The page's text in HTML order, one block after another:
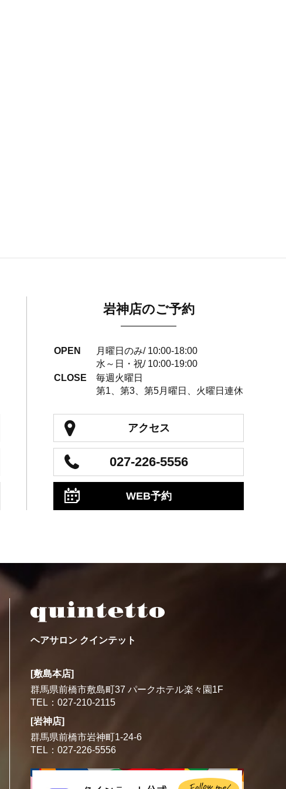
岩神店のご予約
OPEN
月曜日のみ/ 10:00-18:00
水～日・祝/ 10:00-19:00
CLOSE
毎週火曜日
第1、第3、第5月曜日、火曜日連休
アクセス
027-226-5556
WEB予約
ヘアサロン クインテット
[敷島本店]
群馬県前橋市敷島町37 パークホテル楽々園1F
TEL：027-210-2115
[岩神店]
群馬県前橋市岩神町1-24-6
TEL：027-226-5556